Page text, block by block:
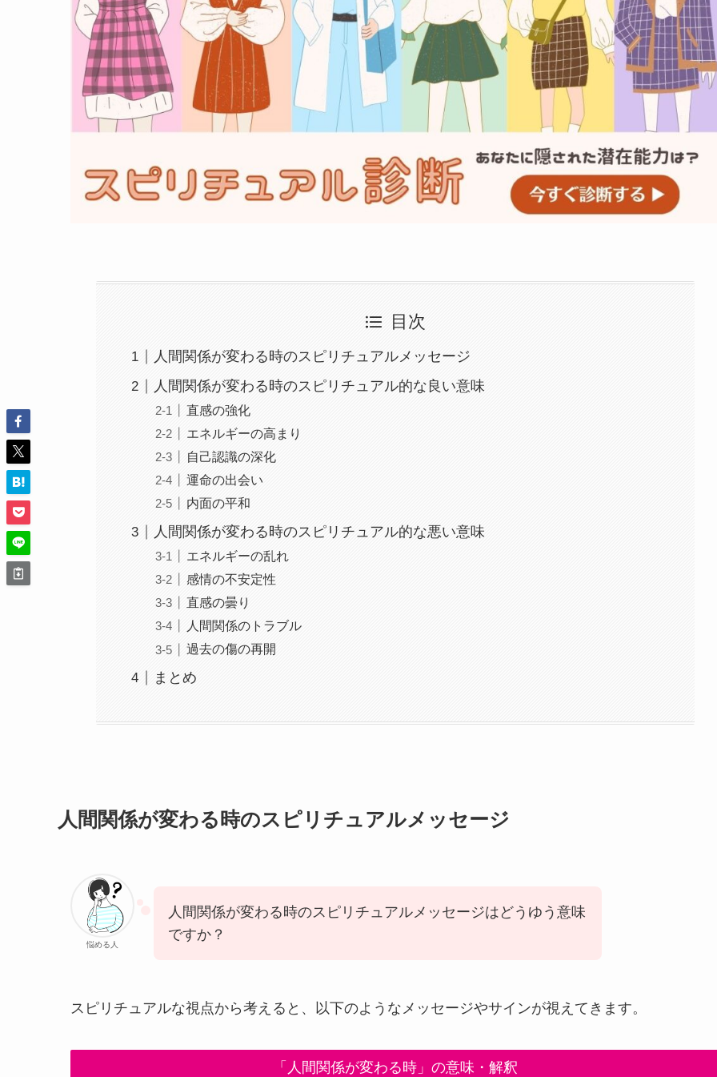
目次
人間関係が変わる時のスピリチュアルメッセージ
人間関係が変わる時のスピリチュアル的な良い意味
直感の強化
エネルギーの高まり
自己認識の深化
運命の出会い
内面の平和
人間関係が変わる時のスピリチュアル的な悪い意味
エネルギーの乱れ
感情の不安定性
直感の曇り
人間関係のトラブル
過去の傷の再開
まとめ
人間関係が変わる時のスピリチュアルメッセージ
悩める人
人間関係が変わる時のスピリチュアルメッセージはどうゆう意味
ですか？
スピリチュアルな視点から考えると、以下のようなメッセージやサインが視えてきます。
「人間関係が変わる時」の意味・解釈